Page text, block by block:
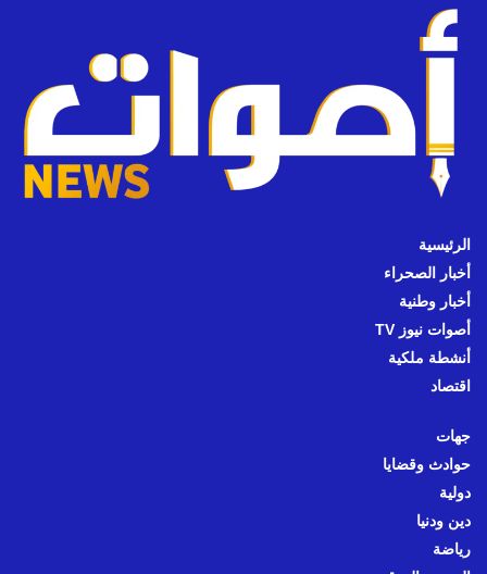
الرئيسية
أخبار الصحراء
أخبار وطنية
أصوات نيوز TV
أنشطة ملكية
اقتصاد
جهات
حوادث وقضايا
دولية
دين ودنيا
رياضة